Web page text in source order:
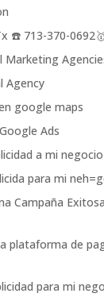
☎️ 713-370-
Marketing
Agency
google maps
Ads
a mi negocio
para mi
Campaña
plataforma de
para mi